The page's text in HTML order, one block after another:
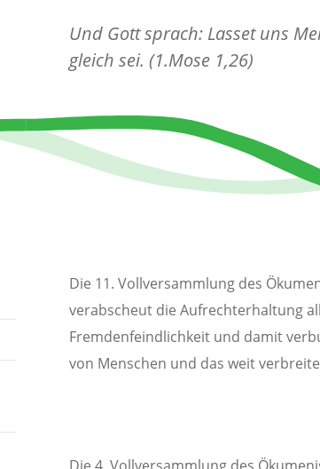
Und Gott sprach: Lasset uns
gleich sei. (1.Mose 1,26)
Die 11. Vollversammlung des
verabscheut die Aufrechterhaltung
Fremdenfeindlichkeit und damit
von Menschen und das weit
Die 4. Vollversammlung des